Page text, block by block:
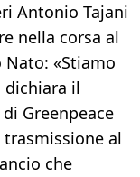
Antonio Tajani
nella corsa al
«Stiamo
dichiara il
Greenpeace
al
che